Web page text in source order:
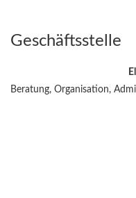
Geschäftsstelle
Beratung, Organisation,